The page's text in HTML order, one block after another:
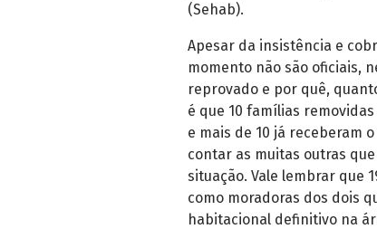
(Sehab).
Apesar da insistência e
momento não são oficiais,
reprovado e por quê,
é que 10 famílias
e mais de 10 já receberam
contar as muitas outras
situação. Vale lembrar que
como moradoras dos dois
habitacional definitivo na